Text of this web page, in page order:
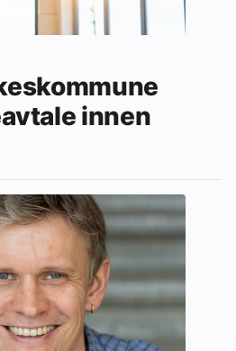
innen